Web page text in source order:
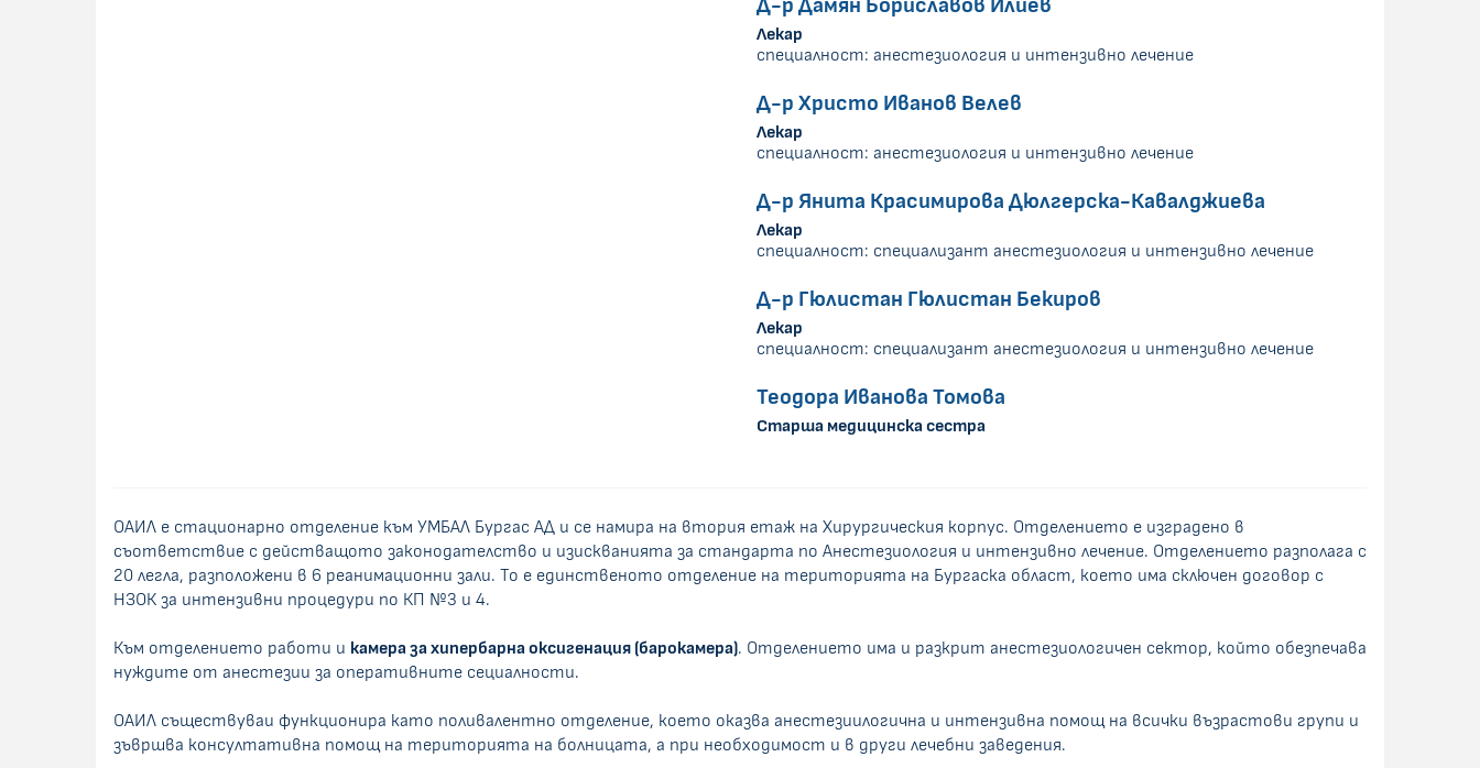
Д-р Дамян Бориславов Илиев
Лекар
специалност: анестезиология и интензивно лечение
Д-р Христо Иванов Велев
Лекар
специалност: анестезиология и интензивно лечение
Д-р Янита Красимирова Дюлгерска-Кавалджиева
Лекар
специалност: специализант анестезиология и интензивно лечение
Д-р Гюлистан Гюлистан Бекиров
Лекар
специалност: специализант анестезиология и интензивно лечение
Теодора Иванова Томова
Старша медицинска сестра
ОАИЛ е стационарно отделение към УМБАЛ Бургас АД и се намира на втория етаж на Хирургическия корпус. Отделението е изградено в
съответствие с действащото законодателство и изискванията за стандарта по Анестезиология и интензивно лечение. Отделението разполага с
20 легла, разположени в 6 реанимационни зали. То е единственото отделение на територията на Бургаска област, което има сключен договор с
НЗОК за интензивни процедури по КП №3 и 4.
Към отделението работи и камера за хипербарна оксигенация (барокамера). Отделението има и разкрит анестезиологичен сектор, който обезпечава
нуждите от анестезии за оперативните сециалности.
ОАИЛ съществуваи функционира като поливалентно отделение, което оказва анестезиилогична и интензивна помощ на всички възрастови групи и
зъвршва консултативна помощ на територията на болницата, а при необходимост и в други лечебни заведения.